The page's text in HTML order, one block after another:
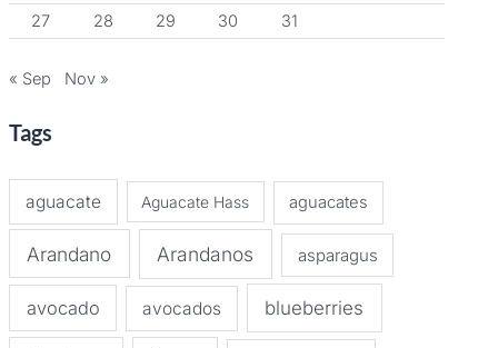
27
28 29 30 31
« Sep Nov »
Tags
aguacate Aguacate Hass aguacates
Arandano Arandanos asparagus
avocado avocados blueberries